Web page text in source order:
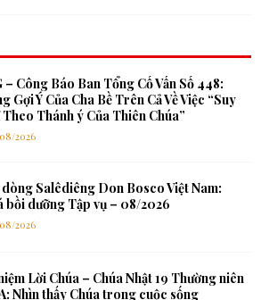
– Công Báo Ban Tổng Cố Vấn Số 448:
Gợi Ý Của Cha Bề Trên Cả Về Việc “Suy
Thánh ý Của Thiên Chúa”
2026
Salêdiêng Don Bosco Việt Nam:
bồi dưỡng Tập vụ – 08/2026
2026
Lời Chúa – Chúa Nhật 19 Thường niên
Nhìn thấy Chúa trong cuộc sống